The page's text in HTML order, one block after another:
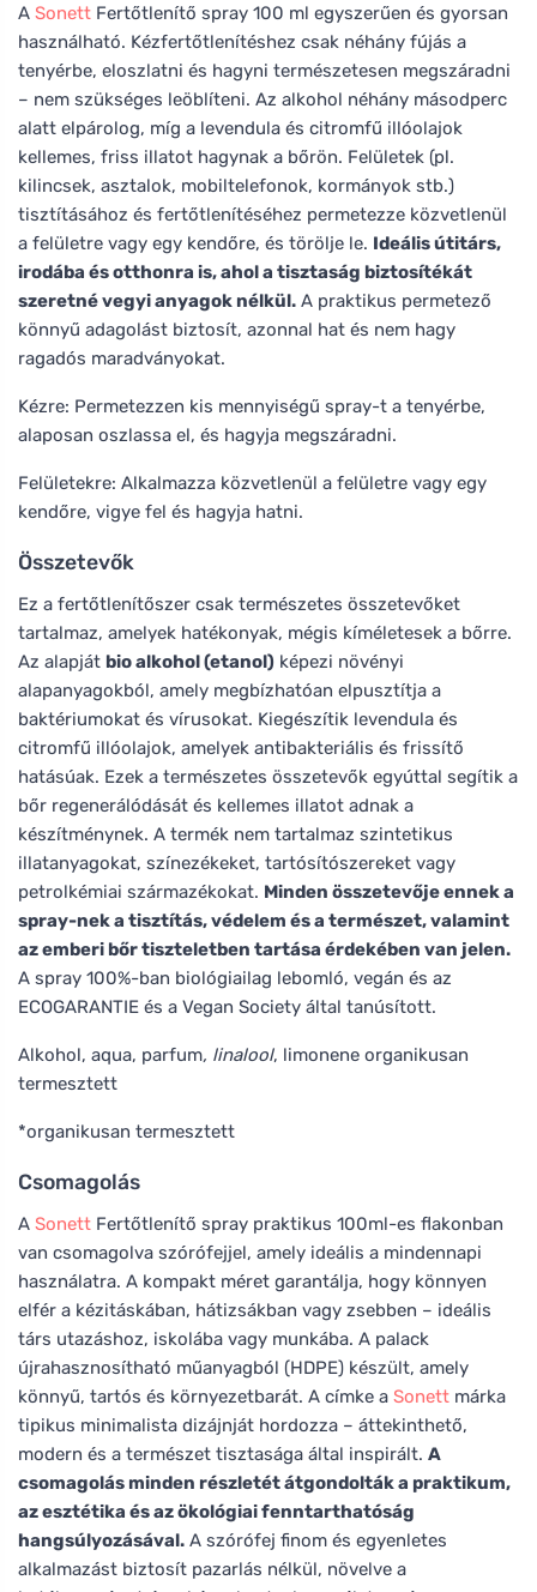
A Sonett Fertőtlenítő spray 100 ml egyszerűen és gyorsan
használható. Kézfertőtlenítéshez csak néhány fújás a
tenyérbe, eloszlatni és hagyni természetesen megszáradni
– nem szükséges leöblíteni. Az alkohol néhány másodperc
alatt elpárolog, míg a levendula és citromfű illóolajok
kellemes, friss illatot hagynak a bőrön. Felületek (pl.
kilincsek, asztalok, mobiltelefonok, kormányok stb.)
tisztításához és fertőtlenítéséhez permetezze közvetlenül
a felületre vagy egy kendőre, és törölje le. Ideális útitárs,
irodába és otthonra is, ahol a tisztaság biztosítékát
szeretné vegyi anyagok nélkül. A praktikus permetező
könnyű adagolást biztosít, azonnal hat és nem hagy
ragadós maradványokat.
Kézre: Permetezzen kis mennyiségű spray-t a tenyérbe,
alaposan oszlassa el, és hagyja megszáradni.
Felületekre: Alkalmazza közvetlenül a felületre vagy egy
kendőre, vigye fel és hagyja hatni.
Összetevők
Ez a fertőtlenítőszer csak természetes összetevőket
tartalmaz, amelyek hatékonyak, mégis kíméletesek a bőrre.
Az alapját bio alkohol (etanol) képezi növényi
alapanyagokból, amely megbízhatóan elpusztítja a
baktériumokat és vírusokat. Kiegészítik levendula és
citromfű illóolajok, amelyek antibakteriális és frissítő
hatásúak. Ezek a természetes összetevők egyúttal segítik a
bőr regenerálódását és kellemes illatot adnak a
készítménynek. A termék nem tartalmaz szintetikus
illatanyagokat, színezékeket, tartósítószereket vagy
petrolkémiai származékokat. Minden összetevője ennek a
spray-nek a tisztítás, védelem és a természet, valamint
az emberi bőr tiszteletben tartása érdekében van jelen.
A spray 100%-ban biológiailag lebomló, vegán és az
ECOGARANTIE és a Vegan Society által tanúsított.
Alkohol, aqua, parfum, linalool, limonene organikusan
termesztett
*organikusan termesztett
Csomagolás
A Sonett Fertőtlenítő spray praktikus 100ml-es flakonban
van csomagolva szórófejjel, amely ideális a mindennapi
használatra. A kompakt méret garantálja, hogy könnyen
elfér a kézitáskában, hátizsákban vagy zsebben – ideális
társ utazáshoz, iskolába vagy munkába. A palack
újrahasznosítható műanyagból (HDPE) készült, amely
könnyű, tartós és környezetbarát. A címke a Sonett márka
tipikus minimalista dizájnját hordozza – áttekinthető,
modern és a természet tisztasága által inspirált. A
csomagolás minden részletét átgondolták a praktikum,
az esztétika és az ökológiai fenntarthatóság
hangsúlyozásával. A szórófej finom és egyenletes
alkalmazást biztosít pazarlás nélkül, növelve a